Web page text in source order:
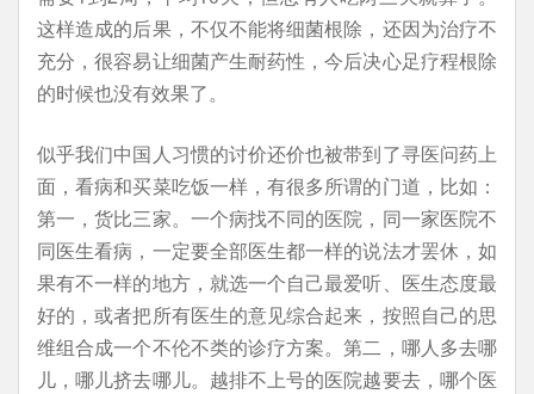
这样造成的后果，不仅不能将细菌根除，还因为治疗不
充分，很容易让细菌产生耐药性，今后决心足疗程根除
的时候也没有效果了。
似乎我们中国人习惯的讨价还价也被带到了寻医问药上
面，看病和买菜吃饭一样，有很多所谓的门道，比如：
第一，货比三家。一个病找不同的医院，同一家医院不
同医生看病，一定要全部医生都一样的说法才罢休，如
果有不一样的地方，就选一个自己最爱听、医生态度最
好的，或者把所有医生的意见综合起来，按照自己的思
维组合成一个不伦不类的诊疗方案。第二，哪人多去哪
儿，哪儿挤去哪儿。越排不上号的医院越要去，哪个医